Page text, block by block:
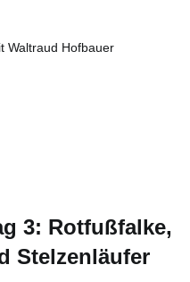
3: Rotfußfalke,
Stelzenläufer